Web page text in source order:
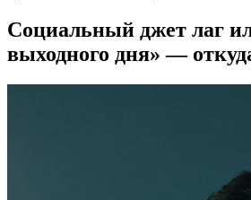
Социальный джет лаг
выходного дня» —